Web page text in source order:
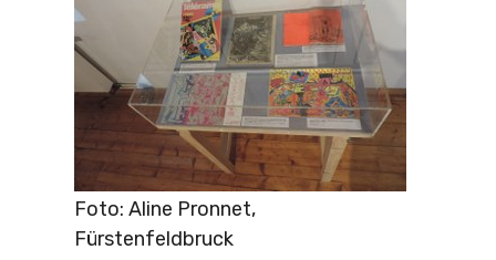
Foto: Aline Pronnet,
Fürstenfeldbruck